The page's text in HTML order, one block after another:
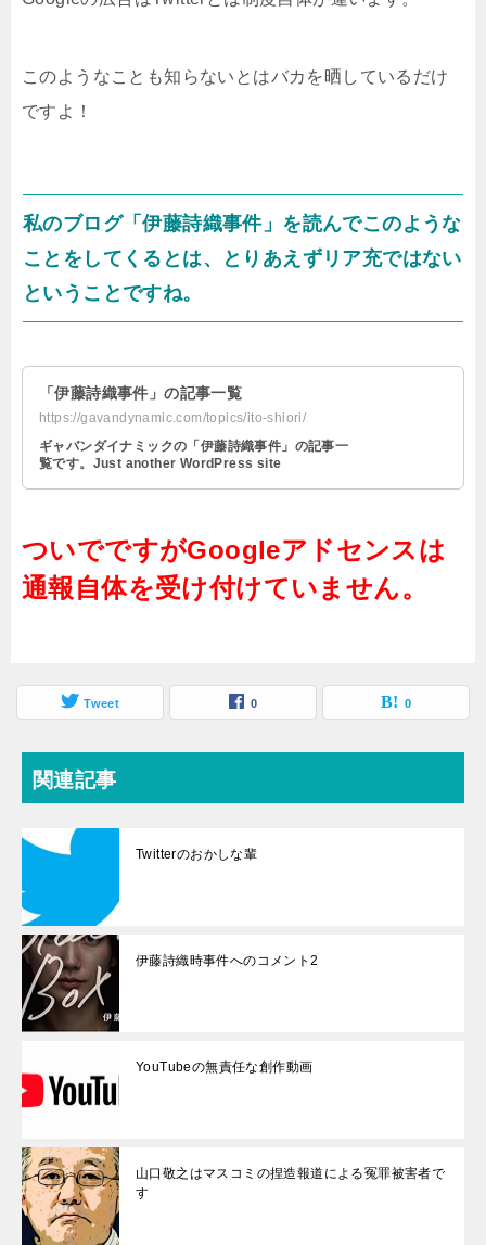
このようなことも知らないとはバカを晒しているだけ
ですよ！
私のブログ「伊藤詩織事件」を読んでこのような
ことをしてくるとは、とりあえずリア充ではない
ということですね。
「伊藤詩織事件」の記事一覧
https://gavandynamic.com/topics/ito-shiori/
ギャバンダイナミックの「伊藤詩織事件」の記事一
覧です。Just another WordPress site
ついでですがGoogleアドセンスは
通報自体を受け付けていません。
Tweet 0 0
関連記事
Twitterのおかしな輩
伊藤詩織時事件へのコメント2
YouTubeの無責任な創作動画
山口敬之はマスコミの捏造報道による冤罪被害者で
す